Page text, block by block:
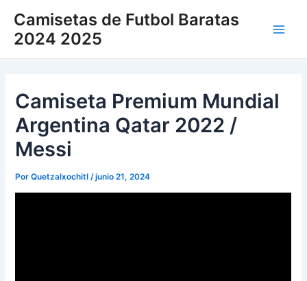
contenido
Camisetas de Futbol Baratas
2024 2025
Camiseta Premium Mundial
Argentina Qatar 2022 /
Messi
PorQuetzalxochitl/junio 21, 2024